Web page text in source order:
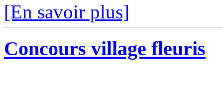
[En savoir plus]
Concours village fleuris